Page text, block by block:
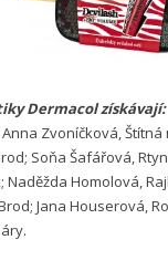
Dermacol získávají:
Zvoníčková, Štítná
Soňa Šafářová,
Naděžda Homolová,
Jana Houserová,